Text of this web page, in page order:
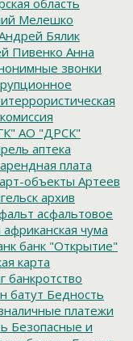
Мелешко
Бялик
Пивенко Анна
звонки
АО "ДРСК"
аптека
арендная плата
арт-объекты Артеев
архив
асфальтовое
африканская чума
банк "Открытие"
карта
банкротство
батут Бедность
платежи
Безопасные и